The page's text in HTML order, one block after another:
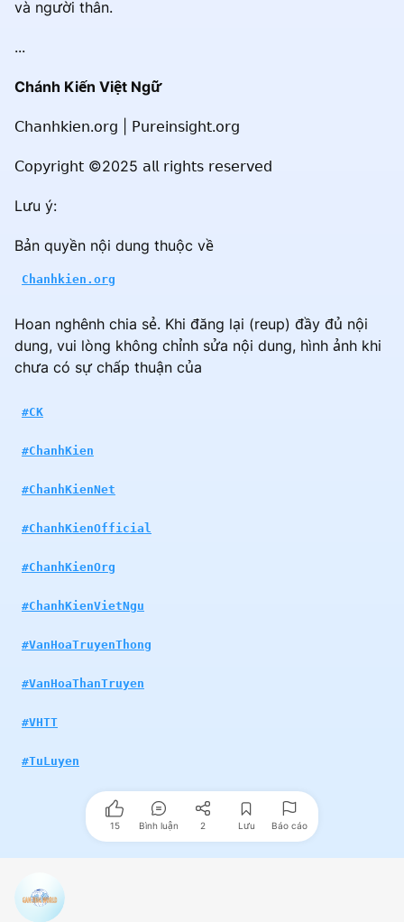
và người thân.
...
Chánh Kiến Việt Ngữ
𝖢𝗁𝖺𝗇𝗁𝗄𝗂𝖾𝗇.𝗈𝗋𝗀 | 𝖯𝗎𝗋𝖾𝗂𝗇𝗌𝗂𝗀𝗁𝗍.𝗈𝗋𝗀
𝖢𝗈𝗉𝗒𝗋𝗂𝗀𝗁𝗍 ©2025 𝖺𝗅𝗅 𝗋𝗂𝗀𝗁𝗍𝗌 𝗋𝖾𝗌𝖾𝗋𝗏𝖾𝖽
Lưu ý:
Bản quyền nội dung thuộc về
Chanhkien.org
Hoan nghênh chia sẻ. Khi đăng lại (reup) đầy đủ nội
dung, vui lòng không chỉnh sửa nội dung, hình ảnh khi
chưa có sự chấp thuận của
#CK
#ChanhKien
#ChanhKienNet
#ChanhKienOfficial
#ChanhKienOrg
#ChanhKienVietNgu
#VanHoaTruyenThong
#VanHoaThanTruyen
#VHTT
#TuLuyen
15 Bình luận 2 Lưu Báo cáo